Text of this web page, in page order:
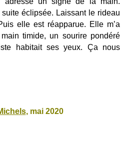
suite éclipsée. Laissant le rideau
elle est réapparue. Elle m’a
timide, un sourire pondéré
habitait ses yeux. Ça nous
, mai 2020